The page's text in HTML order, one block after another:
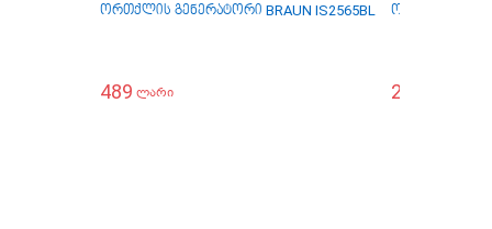
ორთქლის გენერატორი BRAUN IS2565BL
489 ლარი
ორთქლის უთო
299